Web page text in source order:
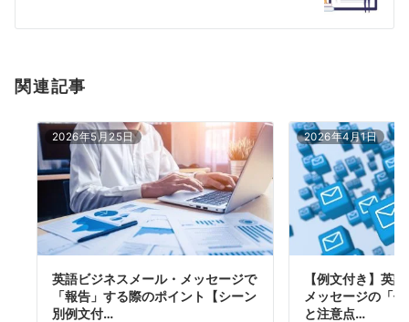
ン
関連記事
2026年5月25日
英語ビジネスメール・メッセージで
「報告」する際のポイント【シーン
別例文付…
2026年4月1日
【例文付き】英
メッセージの「
と注意点…